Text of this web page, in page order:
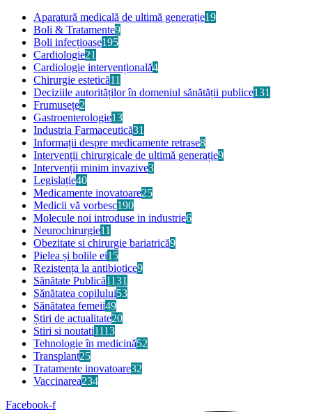
Aparatură medicală de ultimă generație19
Boli & Tratamente9
Boli infecțioase195
Cardiologie21
Cardiologie intervențională4
Chirurgie estetică11
Deciziile autorităților în domeniul sănătății publice131
Frumusețe2
Gastroenterologie13
Industria Farmaceutică31
Informații despre medicamente retrase8
Intervenții chirurgicale de ultimă generație9
Intervenții minim invazive3
Legislație40
Medicamente inovatoare25
Medicii vă vorbesc190
Molecule noi introduse in industrie6
Neurochirurgie11
Obezitate si chirurgie bariatrică9
Pielea și bolile ei15
Rezistența la antibiotice9
Sănătate Publică1131
Sănătatea copilului53
Sănătatea femeii49
Știri de actualitate20
Stiri si noutati1113
Tehnologie în medicină52
Transplant25
Tratamente inovatoare32
Vaccinarea234
Facebook-f